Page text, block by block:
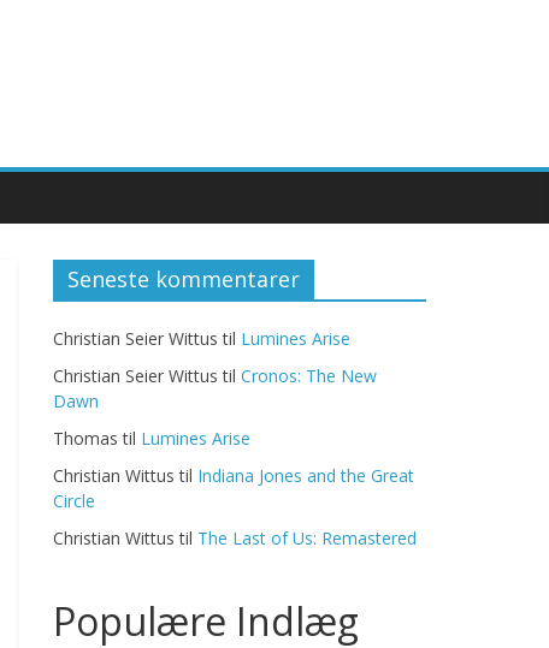
Seneste kommentarer
Christian Seier Wittus til Lumines Arise
Christian Seier Wittus til Cronos: The New
Dawn
Thomas til Lumines Arise
Christian Wittus til Indiana Jones and the Great
Circle
Christian Wittus til The Last of Us: Remastered
Populære Indlæg